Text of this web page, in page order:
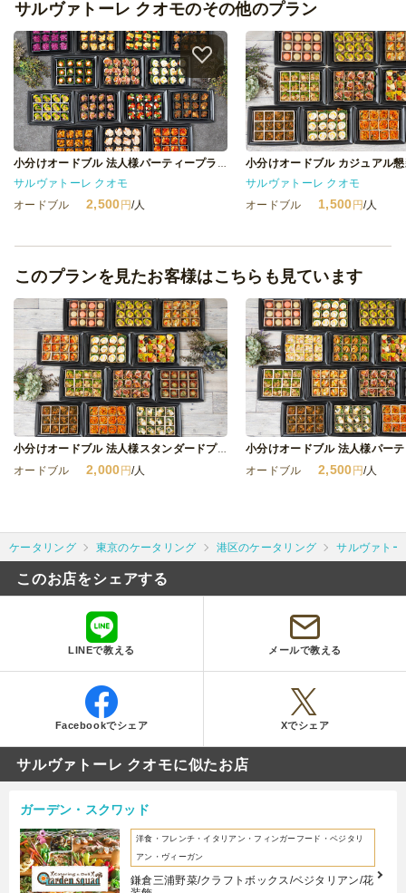
サルヴァトーレ クオモのその他のプラン
サルヴァトーレ クオモ
オードブル
2,500円/人
サルヴァトーレ クオモ
オードブル
1,500円/人
このプランを見たお客様はこちらも見ています
オードブル 2,000 円/人 オードブル 2,500 円/人
ケータリング 東京のケータリング 港区のケータリング サルヴァト
このお店をシェアする
LINEで教える メールで教える
Facebookでシェア Xでシェア
サルヴァトーレ クオモに似たお店
ガーデン・スクワッド
洋食・フレンチ・イタリアン・フィンガーフード・ベジタリ
アン・ヴィーガン
鎌倉三浦野菜/クラフトボックス/ベジタリアン/花